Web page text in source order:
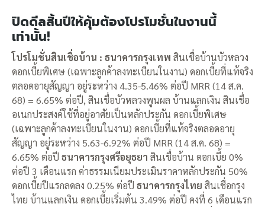
ปิดดีลสิ้นปีให้คุ้มต้องโปรโมชั่นในงานนี้
เท่านั้น!
โปรโมชั่นสินเชื่อบ้าน : ธนาคารกรุงเทพ สินเชื่อบ้านบัวหลวง
ดอกเบี้ยพิเศษ (เฉพาะลูกค้าลงทะเบียนในงาน) ดอกเบี้ยที่แท้จริง
ตลอดอายุสัญญา อยู่ระหว่าง 4.35-5.46% ต่อปี MRR (14 ส.ค.
68) = 6.65% ต่อปี, สินเชื่อบัวหลวงพูนผล บ้านแลกเงิน สินเชื่อ
อเนกประสงค์ใช้ที่อยู่อาศัยเป็นหลักประกัน ดอกเบี้ยพิเศษ
(เฉพาะลูกค้าลงทะเบียนในงาน) ดอกเบี้ยที่แท้จริงตลอดอายุ
สัญญา อยู่ระหว่าง 5.63-6.92% ต่อปี MRR (14 ส.ค. 68) =
6.65% ต่อปี ธนาคารกรุงศรีอยุธยา สินเชื่อบ้าน ดอกเบี้ย 0%
ต่อปี 3 เดือนแรก ค่าธรรมเนียมประเมินราคาหลักประกัน 50%
ดอกเบี้ยปีแรกลดลง 0.25% ต่อปี ธนาคารกรุงไทย สินเชื่อกรุง
ไทย บ้านแลกเงิน ดอกเบี้ยเริ่มต้น 3.49% ต่อปี คงที่ 6 เดือนแรก